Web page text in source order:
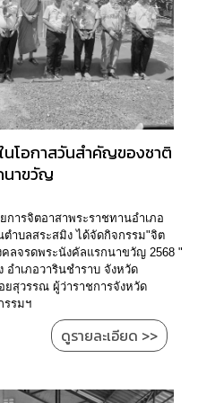
โอกาสวันสำคัญของชาติ
นาขวัญ
ารจิตอาสาพระราชทานอำเภอ
ำบลสระสมิง ได้จัดกิจกรรม"จิต
ลจรดพระนังคัลแรกนาขวัญ 2568 "
ำเภอวารินชำราบ จังหวัด
สุวรรณ ผู้ว่าราชการจังหวัด
รรมฯ
ดูรายละเอียด >>